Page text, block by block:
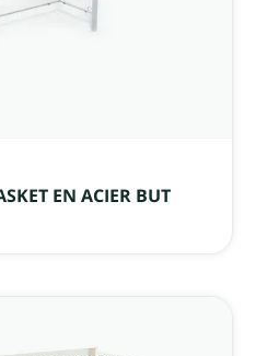
EN ACIER BUT